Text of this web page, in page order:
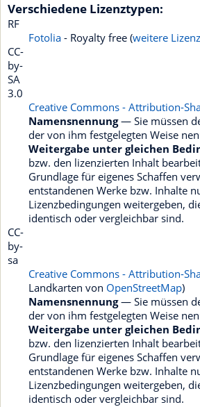
Verschiedene Lizenztypen:
RF
Fotolia - Royalty free (weitere
CC-
by-
SA
3.0
Creative Commons - Attribution-
Namensnennung— Sie müssen
der von ihm festgelegten Weise
Weitergabe unter gleichen
bzw. den lizenzierten Inhalt
Grundlage für eigenes Schaffen
entstandenen Werke bzw. Inhalte
Lizenzbedingungen weitergeben,
identisch oder vergleichbar sind.
CC-
by-
sa
Creative Commons - Attribution-
Landkarten von OpenStreetMap)
Namensnennung— Sie müssen
der von ihm festgelegten Weise
Weitergabe unter gleichen
bzw. den lizenzierten Inhalt
Grundlage für eigenes Schaffen
entstandenen Werke bzw. Inhalte
Lizenzbedingungen weitergeben,
identisch oder vergleichbar sind.